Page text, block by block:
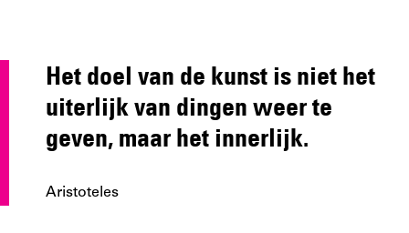
Het doel van de kunst is niet het
uiterlijk van dingen weer te
geven, maar het innerlijk.
Aristoteles